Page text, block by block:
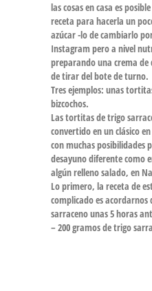
las cosas en casa es
receta para hacerla un
azúcar -lo de cambiarlo
Instagram pero a nivel
preparando una crema de
de tirar del bote de turno.
Tres ejemplos: unas
bizcochos.
Las tortitas de trigo
convertido en un clásico
con muchas
desayuno diferente como
algún relleno salado, en
Lo primero, la receta de
complicado es
sarraceno unas 5 horas
– 200 gramos de trigo